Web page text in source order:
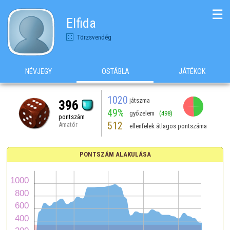
Elfida
Törzsvendég
☰
NÉVJEGY OSTÁBLA JÁTÉKOK
396
pontszám
Amatőr
1020 játszma
49% győzelem (498)
512 ellenfelek átlagos pontszáma
PONTSZÁM ALAKULÁSA